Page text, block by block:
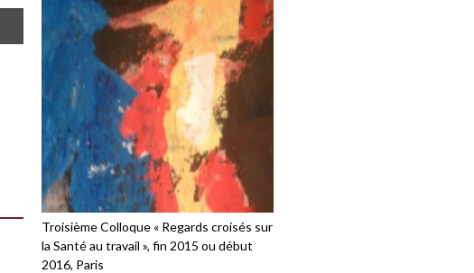
Troisième Colloque « Regards croisés sur
la Santé au travail », fin 2015 ou début
2016, Paris